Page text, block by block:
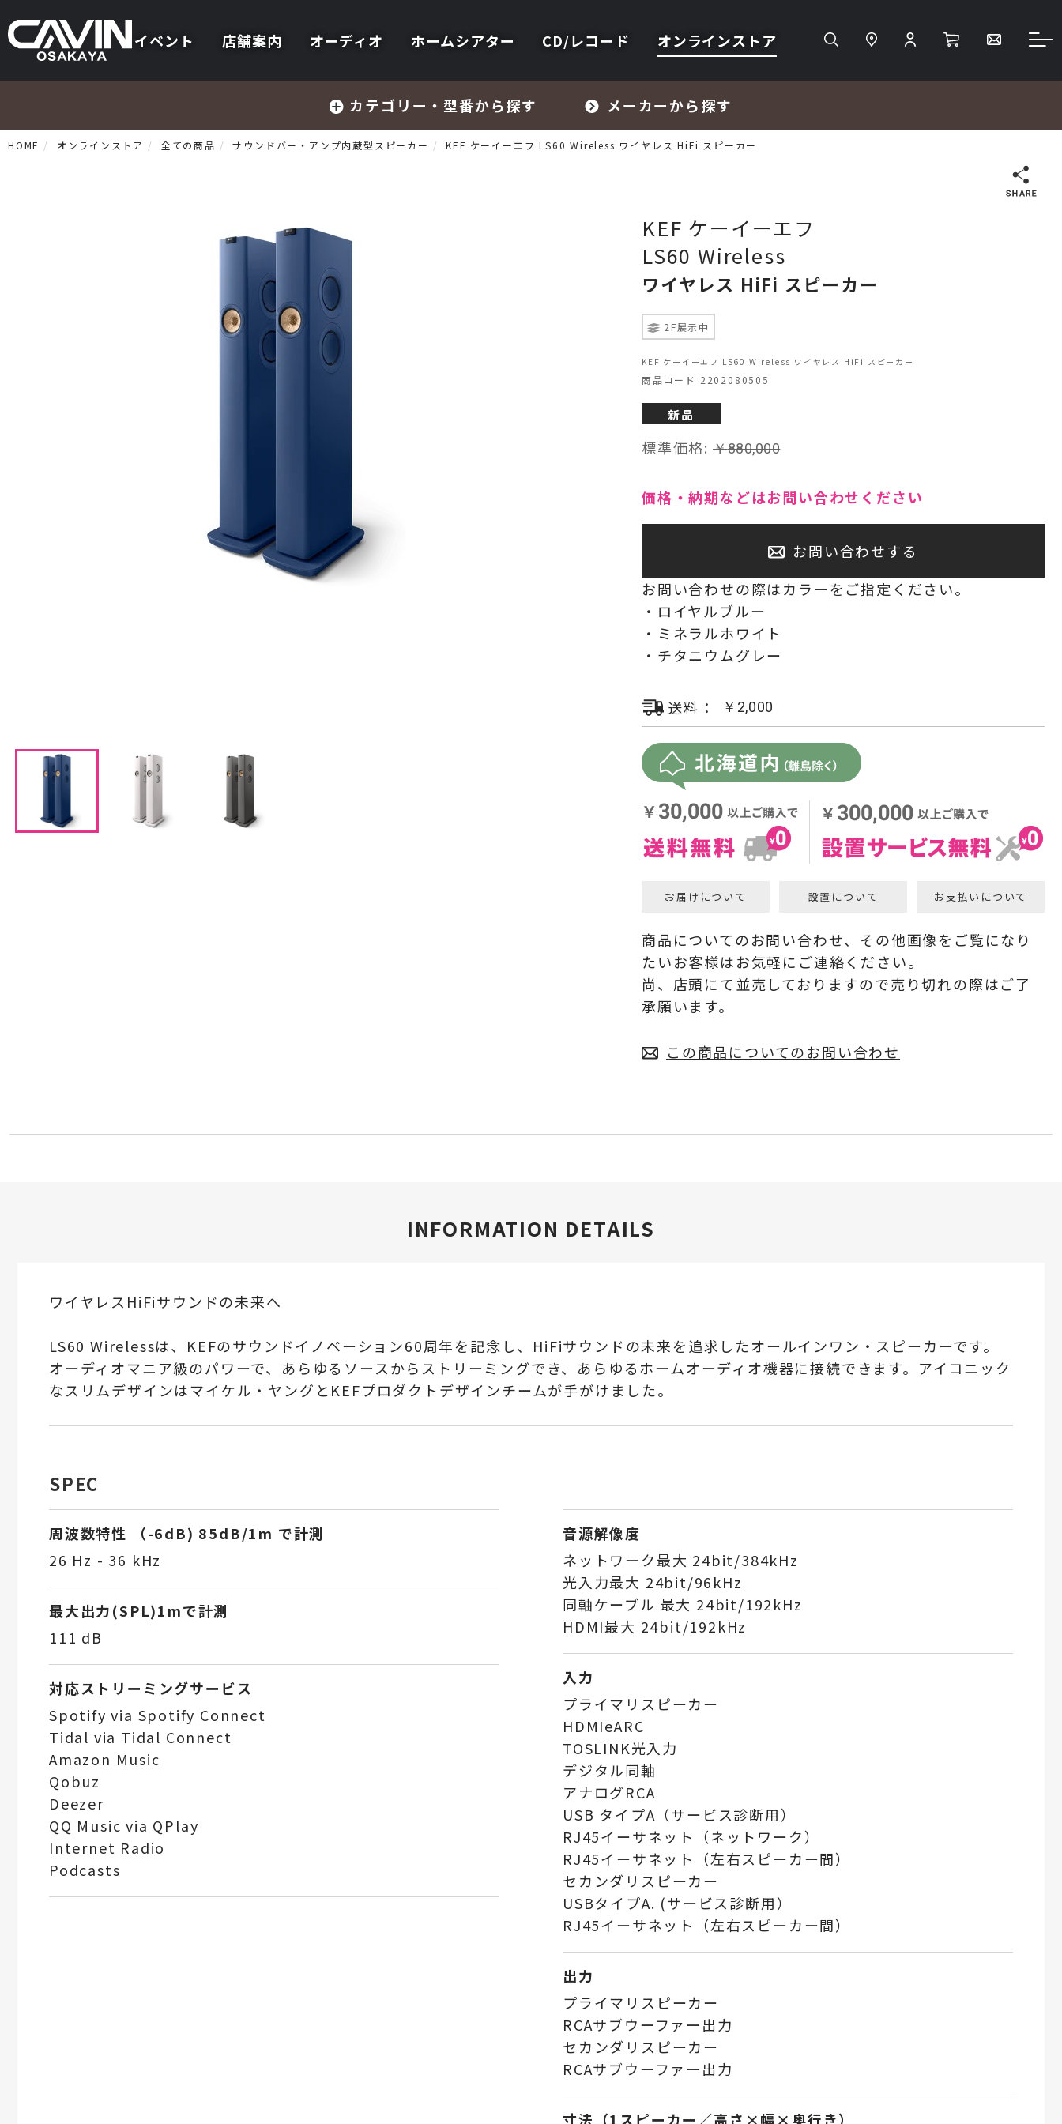
イベント 店舗案内 オーディオ ホームシアター CD/レコード オンラインストア
カテゴリー・型番から探す メーカーから探す
ＴＶ・レコーダー・プレーヤー
HOME オンラインストア 全ての商品 サウンドバー・アンプ内蔵型スピーカー KEF ケーイーエフ LS60 Wireless ワイヤレス HiFi スピーカー
KEF ケーイーエフ
LS60 Wireless
ワイヤレス HiFi スピーカー
2F展示中
KEF ケーイーエフ LS60 Wireless ワイヤレス HiFi スピーカー
商品コード 2202080505
新品
標準価格: ￥880,000
価格・納期などはお問い合わせください
お問い合わせする
お問い合わせの際はカラーをご指定ください。
・ロイヤルブルー
・ミネラルホワイト
・チタニウムグレー
送料： ￥ 2,000
お届けについて 設置について お支払いについて
商品についてのお問い合わせ、その他画像をご覧になり
たいお客様はお気軽にご連絡ください。
尚、店頭にて並売しておりますので売り切れの際はご了
承願います。
この商品についてのお問い合わせ
INFORMATION DETAILS
ワイヤレスHiFiサウンドの未来へ
LS60 Wirelessは、KEFのサウンドイノベーション60周年を記念し、HiFiサウンドの未来を追求したオールインワン・スピーカーです。
オーディオマニア級のパワーで、あらゆるソースからストリーミングでき、あらゆるホームオーディオ機器に接続できます。アイコニック
なスリムデザインはマイケル・ヤングとKEFプロダクトデザインチームが手がけました。
SPEC
周波数特性 （-6dB) 85dB/1m で計測
26 Hz - 36 kHz
最大出力(SPL)1mで計測
111 dB
対応ストリーミングサービス
Spotify via Spotify Connect
Tidal via Tidal Connect
Amazon Music
Qobuz
Deezer
QQ Music via QPlay
Internet Radio
Podcasts
音源解像度
ネットワーク最大 24bit/384kHz
光入力最大 24bit/96kHz
同軸ケーブル 最大 24bit/192kHz
HDMI最大 24bit/192kHz
入力
プライマリスピーカー
HDMIeARC
TOSLINK光入力
デジタル同軸
アナログRCA
USB タイプA（サービス診断用）
RJ45イーサネット（ネットワーク）
RJ45イーサネット（左右スピーカー間）
セカンダリスピーカー
USBタイプA. (サービス診断用）
RJ45イーサネット（左右スピーカー間）
出力
プライマリスピーカー
RCAサブウーファー出力
セカンダリスピーカー
RCAサブウーファー出力
寸法（1スピーカー／高さ×幅×奥行き）